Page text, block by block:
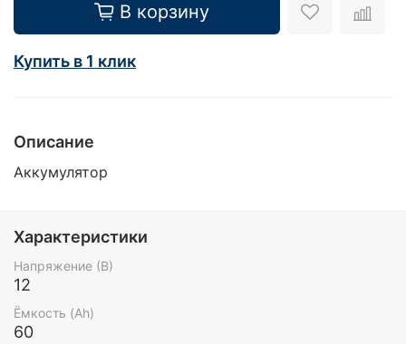
В корзину
Купить в 1 клик
Описание
Аккумулятор
Характеристики
Напряжение (В)
12
Ёмкость (Ah)
60